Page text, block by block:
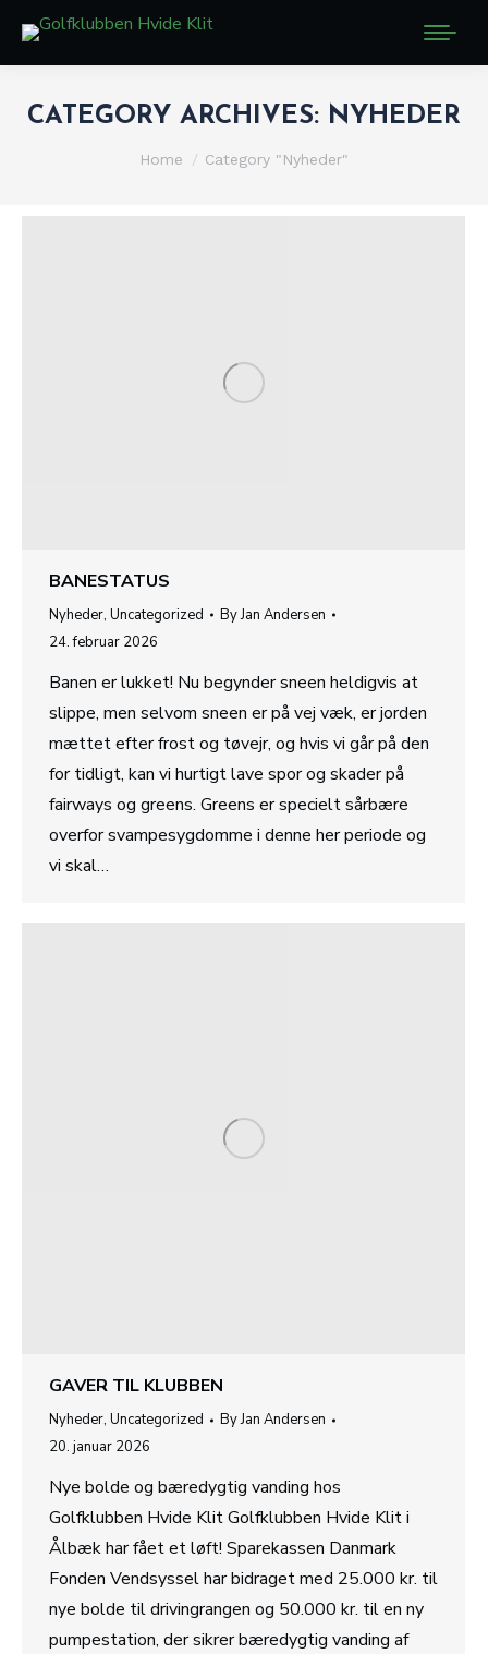
CATEGORY ARCHIVES: NYHEDER
You are here:
Home Category "Nyheder"
BANESTATUS
Nyheder, Uncategorized ByJan Andersen
24. februar 2026
Banen er lukket! Nu begynder sneen heldigvis at
slippe, men selvom sneen er på vej væk, er jorden
mættet efter frost og tøvejr, og hvis vi går på den
for tidligt, kan vi hurtigt lave spor og skader på
fairways og greens. Greens er specielt sårbære
overfor svampesygdomme i denne her periode og
vi skal…
GAVER TIL KLUBBEN
Nyheder, Uncategorized ByJan Andersen
20. januar 2026
Nye bolde og bæredygtig vanding hos
Golfklubben Hvide Klit Golfklubben Hvide Klit i
Ålbæk har fået et løft! Sparekassen Danmark
Fonden Vendsyssel har bidraget med 25.000 kr. til
nye bolde til drivingrangen og 50.000 kr. til en ny
pumpestation, der sikrer bæredygtig vanding af